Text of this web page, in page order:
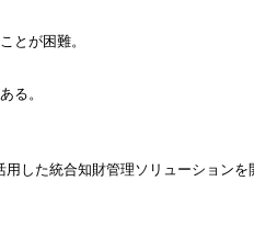
とが困難。
る。
した統合知財管理ソリューションを